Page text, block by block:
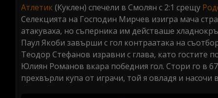
Атлетик (Куклен) спечели в Смолян с 2:1 срещу
Селекцията на Господин Мирчев изигра мача
атакуваха, но съперника им действаше
Паул Якоби завърши с гол контраатака на
Теодор Стефанов изравни с глава, като гостите
Юлиян Романов вкара победния гол. Стори го в
прехвърли купа от играчи, той я овладя и насочи